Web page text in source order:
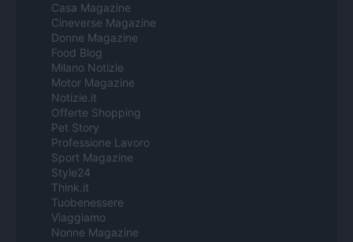
Casa Magazine
Cineverse Magazine
Donne Magazine
Food Blog
Milano Notizie
Motor Magazine
Notizie.it
Offerte Shopping
Pet Story
Professione Lavoro
Sport Magazine
Style24
Think.it
Tuobenessere
Viaggiamo
Nonne Magazine